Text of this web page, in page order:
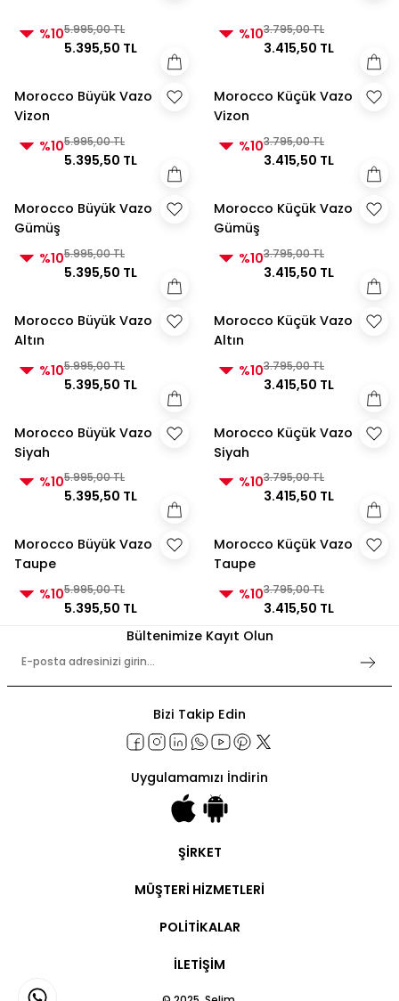
%105.995,00 TL
5.395,50 TL
%103.795,00 TL
3.415,50 TL
Morocco Büyük Vazo
Vizon
%105.995,00 TL
5.395,50 TL
Morocco Küçük Vazo
Vizon
%103.795,00 TL
3.415,50 TL
Morocco Büyük Vazo
Gümüş
%105.995,00 TL
5.395,50 TL
Morocco Küçük Vazo
Gümüş
%103.795,00 TL
3.415,50 TL
Morocco Büyük Vazo
Altın
%105.995,00 TL
5.395,50 TL
Morocco Küçük Vazo
Altın
%103.795,00 TL
3.415,50 TL
Morocco Büyük Vazo
Siyah
%105.995,00 TL
5.395,50 TL
Morocco Küçük Vazo
Siyah
%103.795,00 TL
3.415,50 TL
Morocco Büyük Vazo
Taupe
%105.995,00 TL
5.395,50 TL
Morocco Küçük Vazo
Taupe
%103.795,00 TL
3.415,50 TL
Bültenimize Kayıt Olun
Bizi Takip Edin
Uygulamamızı İndirin
ŞİRKET
Hakkımızda
MÜŞTERİ HİZMETLERİ
Ticari Hesap
Sipariş Takip
Kargo Takip
POLİTİKALAR
Gizlilik Politikaları
Bayilik Sözleşmesi
İLETİŞİM